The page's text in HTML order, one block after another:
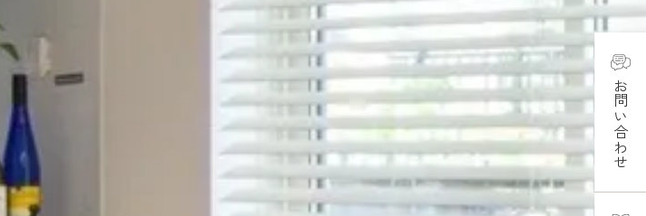
お問い合わせ